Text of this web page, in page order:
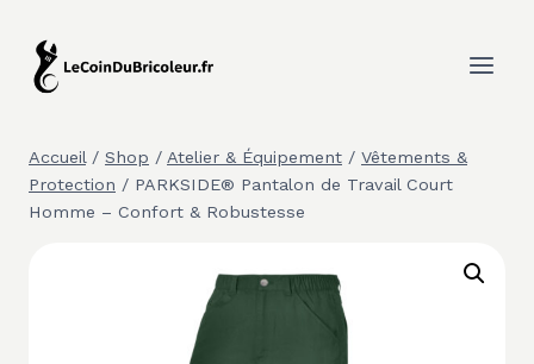
contenu
Accueil / Shop / Atelier & Équipement / Vêtements &
Protection / PARKSIDE® Pantalon de Travail Court
Homme – Confort & Robustesse